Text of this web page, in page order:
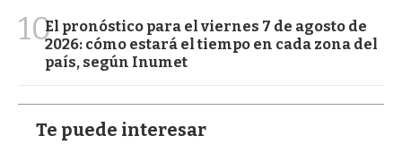
10El pronóstico para el viernes 7 de agosto de
2026: cómo estará el tiempo en cada zona del
país, según Inumet
Te puede interesar